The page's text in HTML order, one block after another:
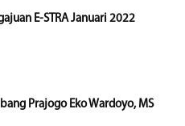
E-STRA Januari 2022
Prajogo Eko Wardoyo, MS